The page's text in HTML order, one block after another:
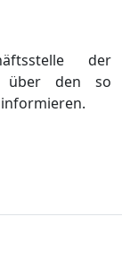
ftsstelle der
über den so